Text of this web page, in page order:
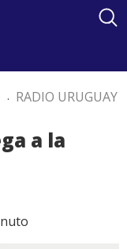
. RADIO URUGUAY
a la